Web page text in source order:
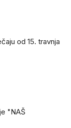
od 15. travnja
"NAŠ